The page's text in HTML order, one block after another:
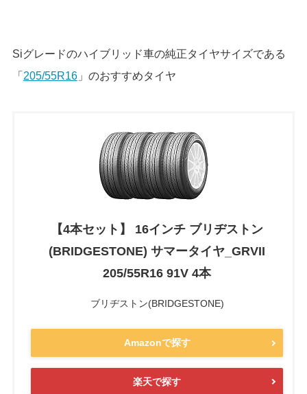
Siグレードのハイブリッド車の純正タイヤサイズである
「 205/55R16」のおすすめタイヤ
【4本セット】 16インチ ブリヂストン
(BRIDGESTONE) サマータイヤ_GRVII
205/55R16 91V 4本
ブリヂストン(BRIDGESTONE)
Amazonで探す
楽天で探す